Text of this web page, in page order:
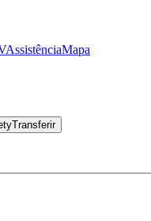
AssistênciaMapa
Transferir